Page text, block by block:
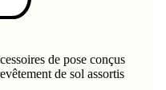
de pose conçus
de sol assortis